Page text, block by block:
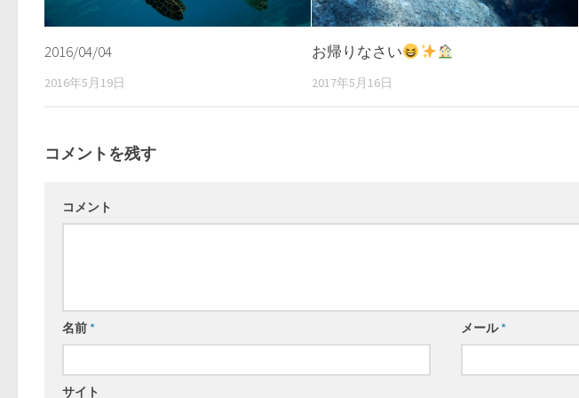
2016/04/04
2016年5月19日
お帰りなさい
2017年5月16日
コメントを残す
コメント
名前* メール*
サイト